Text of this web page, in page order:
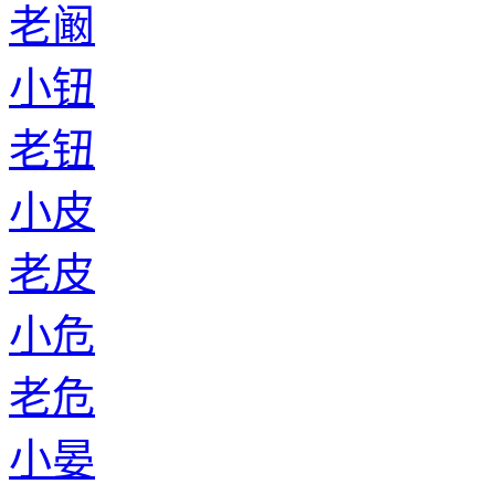
老阚
小钮
老钮
小皮
老皮
小危
老危
小晏